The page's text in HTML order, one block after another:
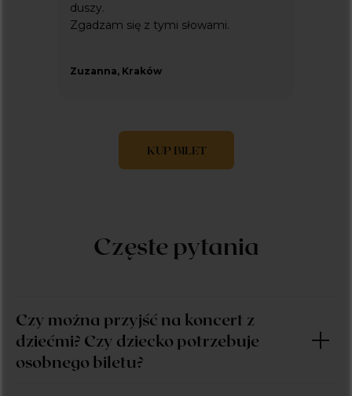
Zuzanna, Kraków
KUP BILET
duszy.
Zgadzam się z tymi słowami.
Częste pytania
Czy można przyjść na koncert z
dziećmi? Czy dziecko potrzebuje
osobnego biletu?